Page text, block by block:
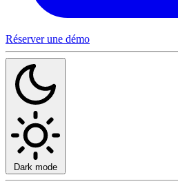
Réserver une démo
Dark mode